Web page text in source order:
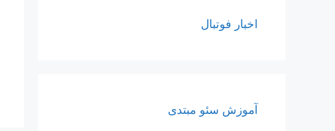
اخبار فوتبال
آموزش سئو مبتدی